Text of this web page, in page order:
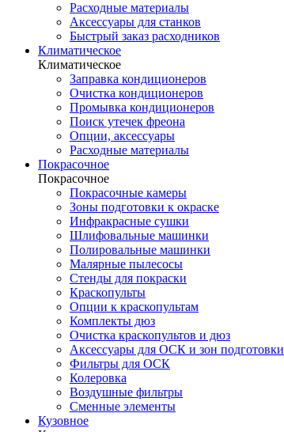
Расходные материалы
Аксессуары для станков
Быстрый заказ расходников
Климатическое
Климатическое
Заправка кондиционеров
Очистка кондиционеров
Промывка кондиционеров
Поиск утечек фреона
Опции, аксессуары
Расходные материалы
Покрасочное
Покрасочное
Покрасочные камеры
Зоны подготовки к окраске
Инфракрасные сушки
Шлифовальные машинки
Полировальные машинки
Малярные пылесосы
Стенды для покраски
Краскопульты
Опции к краскопультам
Комплекты дюз
Очистка краскопультов и дюз
Аксессуары для ОСК и зон подготовки
Фильтры для ОСК
Колеровка
Воздушные фильтры
Сменные элементы
Кузовное